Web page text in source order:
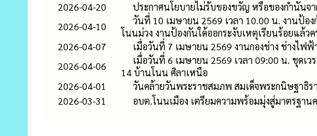
2026-04-20
ประกาศนโยบายไม่รับของขวัญ หรือของกำนัน
2026-04-10
วันที่ 10 เมษายน 2569 เวลา 10.00 น. งานป้อ
โนนม่วง งานป้องกันใด้ออกระงับเหตุเรียนร้อยแล้ว
2026-04-07
เมื่อวันที่ 7 เมษายน 2569 งานกองช่าง ช่างไ
2026-04-06
เมื่อวันที่ 6 เมษายน 2569 เวลา 09:00 น. ชุดเ
14 บ้านโนน ศิลาเหนือ
2026-04-01
วันคล้ายวันพระราชสมภพ สมเด็จพระกนิษฐาธิร
2026-03-31
อบต.โนนเมือง เตรียมความพร้อมมุ่งสู่มาตรฐาน